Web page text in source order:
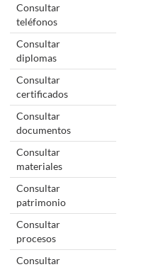
Consultar
teléfonos
Consultar
diplomas
Consultar
certificados
Consultar
documentos
Consultar
materiales
Consultar
patrimonio
Consultar
procesos
Consultar